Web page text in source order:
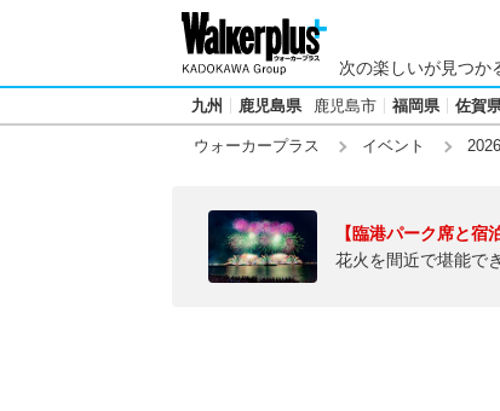
次の楽しいが見つか
九州 鹿児島県 鹿児島市 福岡県 佐賀
ウォーカープラス イベント
【臨港パーク席と宿
花火を間近で堪能で